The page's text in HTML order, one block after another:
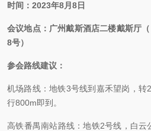
时间： 2023年8月8日
会议地点： 广州戴斯酒店二楼戴斯厅 （
8号）
参会路线建议：
机场路线：地铁3号线到嘉禾望岗，转
行800m即到。
高铁番禺南站路线：地铁2号线，白云